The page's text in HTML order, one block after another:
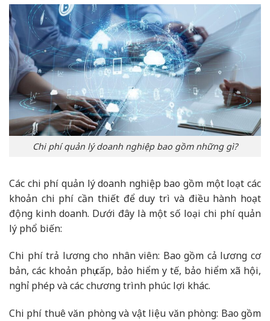
Chi phí quản lý doanh nghiệp bao gồm những gì?
Các chi phí quản lý doanh nghiệp bao gồm một loạt các
khoản chi phí cần thiết để duy trì và điều hành hoạt
động kinh doanh. Dưới đây là một số loại chi phí quản
lý phổ biến:
Chi phí trả lương cho nhân viên: Bao gồm cả lương cơ
bản, các khoản phụ cấp, bảo hiểm y tế, bảo hiểm xã hội,
nghỉ phép và các chương trình phúc lợi khác.
Chi phí thuê văn phòng và vật liệu văn phòng: Bao gồm